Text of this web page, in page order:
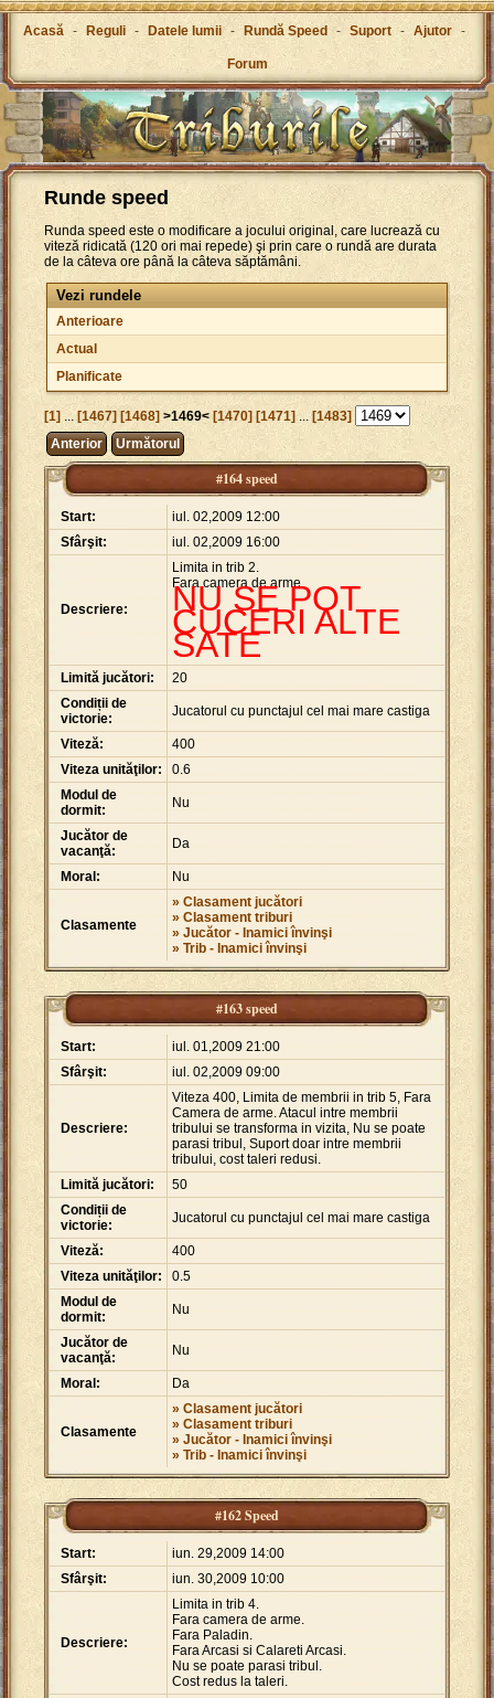
Acasă - Reguli - Datele lumii - Rundă Speed - Suport - Ajutor -
Forum
Runde speed
Runda speed este o modificare a jocului original, care lucrează cu
viteză ridicată (120 ori mai repede) şi prin care o rundă are durata
de la câteva ore până la câteva săptămâni.
Vezi rundele
Anterioare
Actual
Planificate
[1] ...[1467] [1468] >1469<[1470] [1471]...[1483]
Anterior
Următorul
#164 speed
Start:
iul. 02,2009 12:00
Sfârşit:
iul. 02,2009 16:00
Descriere:
Limita in trib 2.
Fara camera de arme.
NU SE POT
CUCERI ALTE
SATE
Limită jucători:
20
Condiții de
victorie:
Jucatorul cu punctajul cel mai mare castiga
Viteză:
400
Viteza unităţilor:
0.6
Modul de
dormit:
Nu
Jucător de
vacanţă:
Da
Moral: Nu
Clasamente
» Clasament jucători
» Clasament triburi
» Jucător - Inamici învinşi
» Trib - Inamici învinşi
#163 speed
Start:
iul. 01,2009 21:00
Sfârşit:
iul. 02,2009 09:00
Descriere:
Viteza 400, Limita de membrii in trib 5, Fara
Camera de arme. Atacul intre membrii
tribului se transforma in vizita, Nu se poate
parasi tribul, Suport doar intre membrii
tribului, cost taleri redusi.
Limită jucători:
50
Condiții de
victorie:
Jucatorul cu punctajul cel mai mare castiga
Viteză:
400
Viteza unităţilor:
0.5
Modul de
dormit:
Nu
Jucător de
vacanţă:
Nu
Moral: Da
Clasamente
» Clasament jucători
» Clasament triburi
» Jucător - Inamici învinşi
» Trib - Inamici învinşi
#162 Speed
Start:
iun. 29,2009 14:00
Sfârşit:
iun. 30,2009 10:00
Descriere:
Limita in trib 4.
Fara camera de arme.
Fara Paladin.
Fara Arcasi si Calareti Arcasi.
Nu se poate parasi tribul.
Cost redus la taleri.